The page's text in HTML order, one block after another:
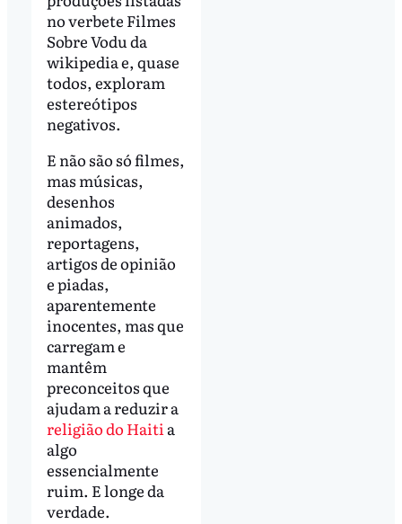
no verbete Filmes
Sobre Vodu da
wikipedia e, quase
todos, exploram
estereótipos
negativos.
E não são só filmes,
mas músicas,
desenhos
animados,
reportagens,
artigos de opinião
e piadas,
aparentemente
inocentes, mas que
carregam e
mantêm
preconceitos que
ajudam a reduzir a
religião do Haitia
algo
essencialmente
ruim. E longe da
verdade.